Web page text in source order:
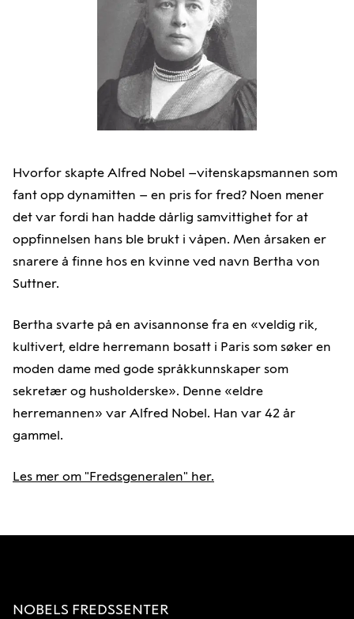
Hvorfor skapte Alfred Nobel –vitenskapsmannen som
fant opp dynamitten – en pris for fred? Noen mener
det var fordi han hadde dårlig samvittighet for at
oppfinnelsen hans ble brukt i våpen. Men årsaken er
snarere å finne hos en kvinne ved navn Bertha von
Suttner.
Bertha svarte på en avisannonse fra en «veldig rik,
kultivert, eldre herremann bosatt i Paris som søker en
moden dame med gode språkkunnskaper som
sekretær og husholderske». Denne «eldre
herremannen» var Alfred Nobel. Han var 42 år
gammel.
Les mer om "Fredsgeneralen" her.
NOBELS FREDSSENTER